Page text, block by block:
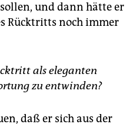
und dann hätte er
Rücktritts noch immer
als eleganten
zu entwinden?
daß er sich aus der